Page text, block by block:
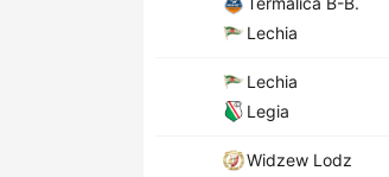
Lechia
Lechia
Legia
Widzew Lodz